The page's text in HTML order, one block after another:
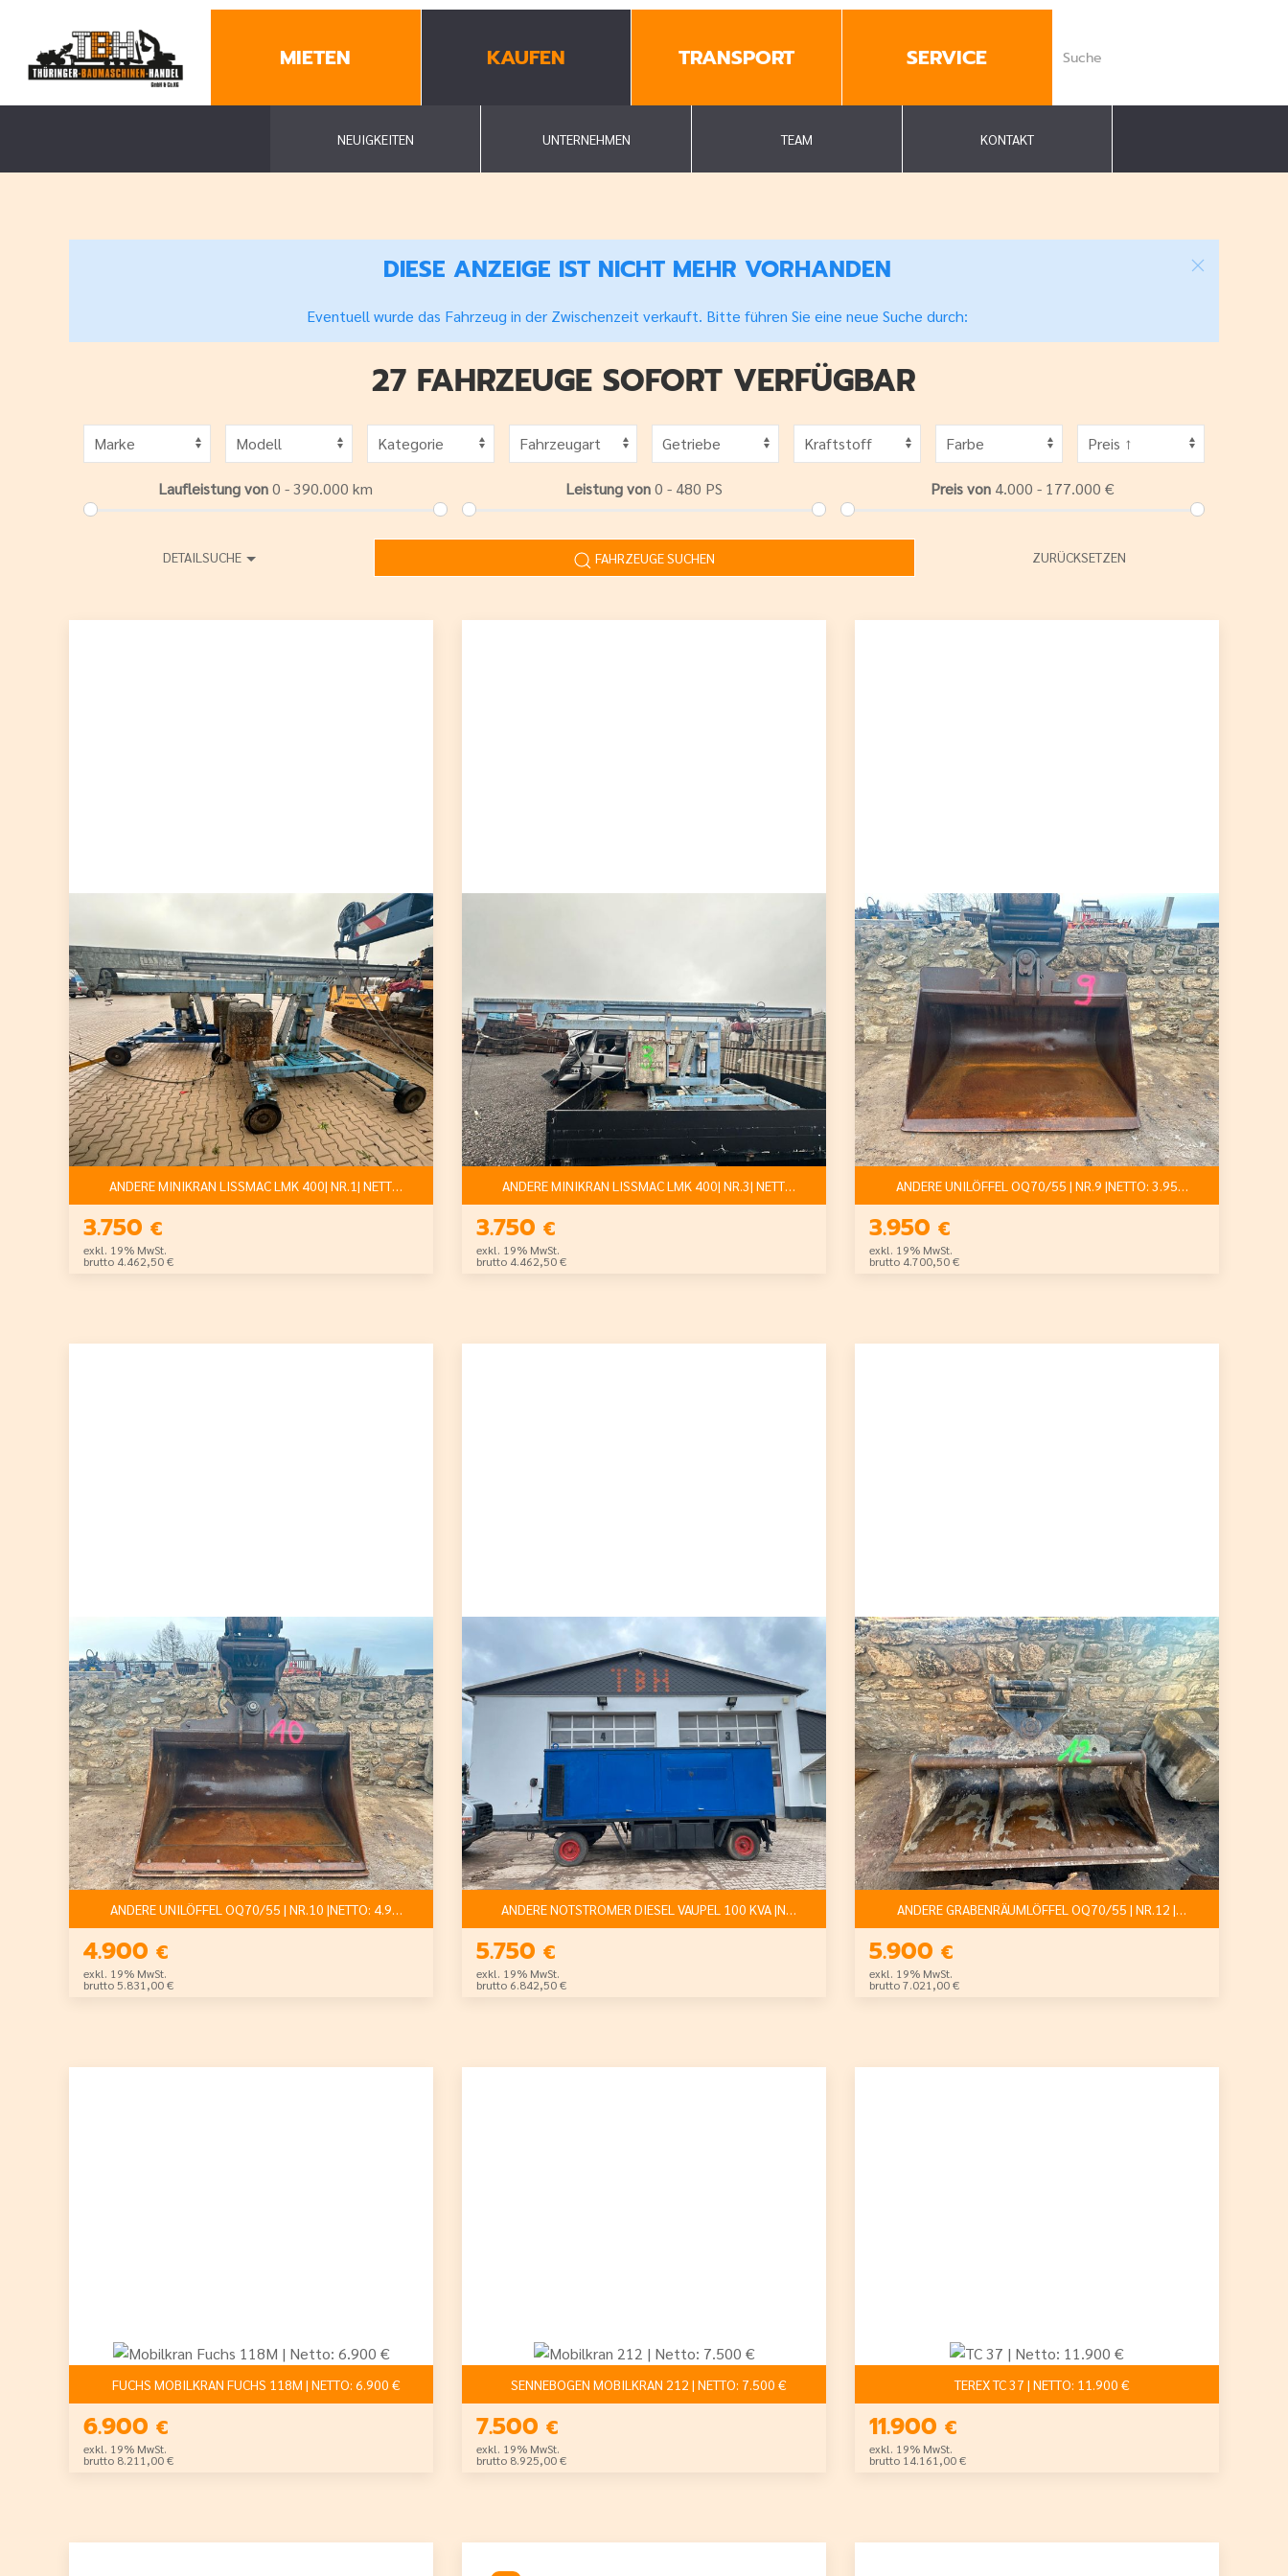
MIETEN KAUFEN TRANSPORT SERVICE
NEUIGKEITEN UNTERNEHMEN TEAM KONTAKT
DIESE ANZEIGE IST NICHT MEHR VORHANDEN
Eventuell wurde das Fahrzeug in der Zwischenzeit verkauft. Bitte führen Sie eine neue Suche durch:
27 FAHRZEUGE SOFORT VERFÜGBAR
Laufleistung von0 - 390.000 km Leistung von0 - 480 PS Preis von 4.000 - 177.000 €
DETAILSUCHE FAHRZEUGE SUCHEN ZURÜCKSETZEN
ANDERE MINIKRAN LISSMAC LMK 400| NR.1| NETTO: 3.750 €
3.750 €
exkl. 19% MwSt.
brutto 4.462,50 €
ANDERE MINIKRAN LISSMAC LMK 400| NR.3| NETTO: 3.750 €
3.750 €
exkl. 19% MwSt.
brutto 4.462,50 €
ANDERE UNILÖFFEL OQ70/55 | NR.9 |NETTO: 3.950€
3.950 €
exkl. 19% MwSt.
brutto 4.700,50 €
ANDERE UNILÖFFEL OQ70/55 | NR.10 |NETTO: 4.900€
4.900 €
exkl. 19% MwSt.
brutto 5.831,00 €
ANDERE NOTSTROMER DIESEL VAUPEL 100 KVA |NETTO:5.750€
5.750 €
exkl. 19% MwSt.
brutto 6.842,50 €
ANDERE GRABENRÄUMLÖFFEL OQ70/55 | NR.12 |NETTO: 5.900€
5.900 €
exkl. 19% MwSt.
brutto 7.021,00 €
FUCHS MOBILKRAN FUCHS 118M | NETTO: 6.900 €
6.900 €
exkl. 19% MwSt.
brutto 8.211,00 €
SENNEBOGEN MOBILKRAN 212 | NETTO: 7.500 €
7.500 €
exkl. 19% MwSt.
brutto 8.925,00 €
TEREX TC 37 | NETTO: 11.900 €
11.900 €
exkl. 19% MwSt.
brutto 14.161,00 €